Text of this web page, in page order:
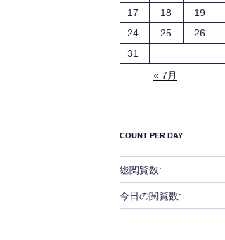
17
18 19
24
25 26
31
« 7月
COUNT PER DAY
総閲覧数:
今日の閲覧数: